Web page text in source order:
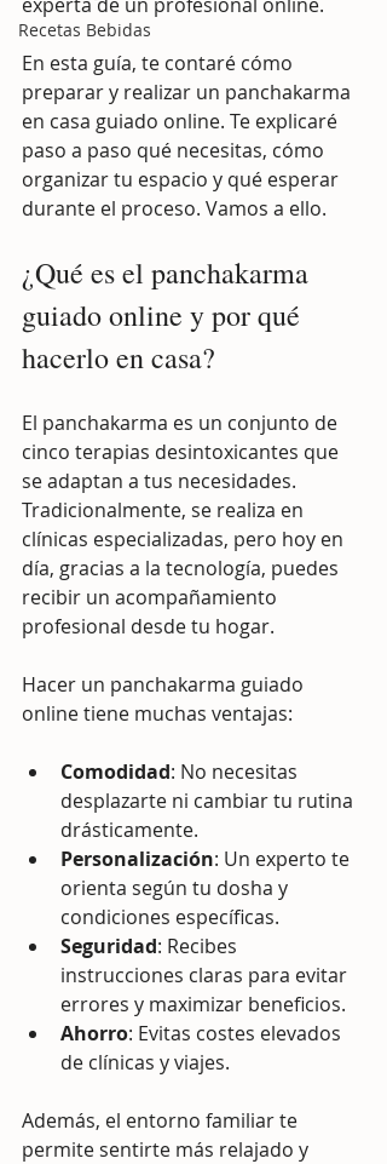
Recetas Bebidas
En esta guía, te contaré cómo
preparar y realizar un panchakarma
en casa guiado online. Te explicaré
paso a paso qué necesitas, cómo
organizar tu espacio y qué esperar
durante el proceso. Vamos a ello.
¿Qué es el panchakarma
guiado online y por qué
hacerlo en casa?
El panchakarma es un conjunto de
cinco terapias desintoxicantes que
se adaptan a tus necesidades.
Tradicionalmente, se realiza en
clínicas especializadas, pero hoy en
día, gracias a la tecnología, puedes
recibir un acompañamiento
profesional desde tu hogar.
Hacer un panchakarma guiado
online tiene muchas ventajas:
Comodidad: No necesitas
desplazarte ni cambiar tu rutina
drásticamente.
Personalización: Un experto te
orienta según tu dosha y
condiciones específicas.
Seguridad: Recibes
instrucciones claras para evitar
errores y maximizar beneficios.
Ahorro: Evitas costes elevados
de clínicas y viajes.
Además, el entorno familiar te
permite sentirte más relajado y